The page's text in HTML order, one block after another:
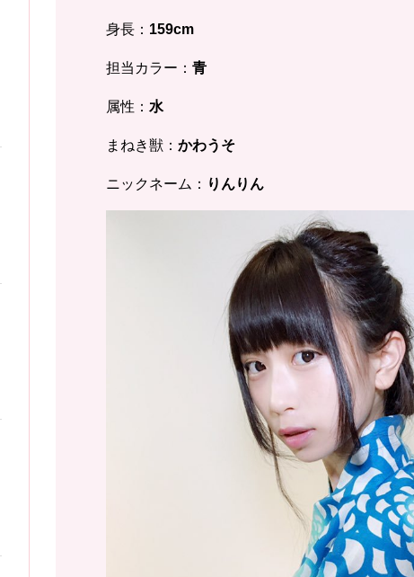
身長： 159cm
担当カラー： 青
属性： 水
まねき獣： かわうそ
ニックネーム： りんりん